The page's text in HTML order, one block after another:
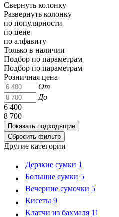
Свернуть колонку
Развернуть колонку
по популярности
по цене
по алфавиту
Только в наличии
Подбор по параметрам
Подбор по параметрам
Розничная цена
От
До
6 400
8 700
Другие категории
Дерзкие сумки 1
Большие сумки 5
Вечерние сумочки 5
Кисеты 9
Клатчи из бахмаля 11